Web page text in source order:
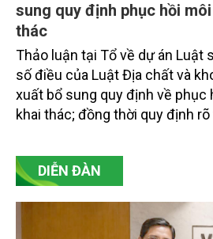
sung quy định phục hồi
thác
Thảo luận tại Tổ về dự án Luật
số điều của Luật Địa chất và
xuất bổ sung quy định về phục
khai thác; đồng thời quy định
hoạch khoáng sản.
DIỄN ĐÀN